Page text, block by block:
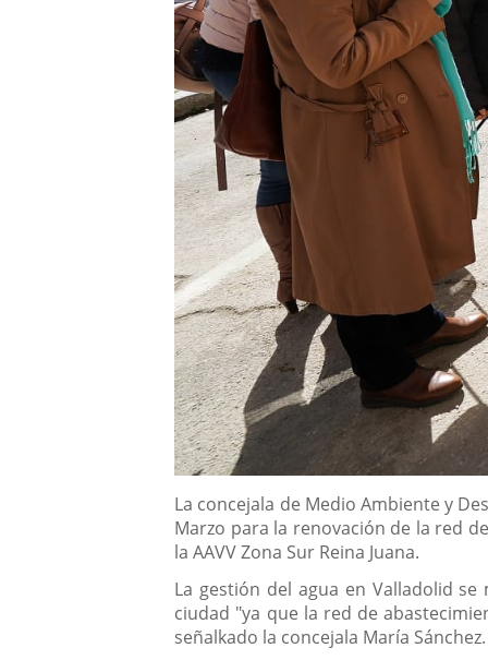
Descripción
La concejala de Medio Ambiente y
Marzo para la renovación de la red
la AAVV Zona Sur Reina Juana.
La gestión del agua en Valladolid
ciudad "ya que la red de
señalkado la concejala María Sánchez.